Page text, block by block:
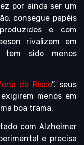
por ainda ser um
consegue papéis
e com
rivalizem em
tem sido menos
de Risco”, seus
menos em
boa trama.
com Alzheimer
e precisa